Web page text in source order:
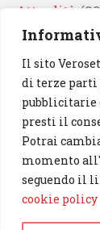
Il sito
di terze parti
pubblicitarie
presti il
Potrai
momento
seguendo il
cookie policy
Attualità
Eventi(330)
Artisti (241)
News(239)
Cerca
© 2023